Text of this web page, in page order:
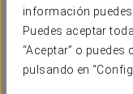
información
Puedes aceptar
“Aceptar” o
pulsando en
75€
Experiencia